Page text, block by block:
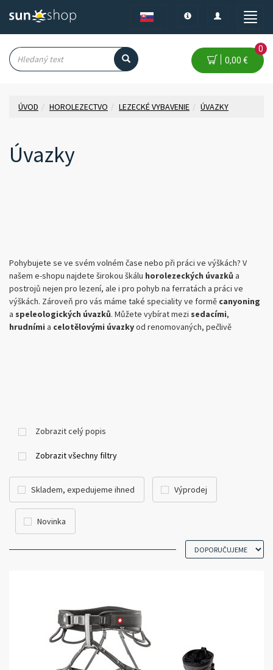
Toggle
Toggle
navigation
Toggle
0,00 €
0
ÚVOD HOROLEZECTVO LEZECKÉ VYBAVENIE ÚVAZKY
Úvazky
Pohybujete se ve svém volném čase nebo při práci ve výškách? V
našem e-shopu najdete širokou škálu horolezeckých úvazků a
postrojů nejen pro lezení, ale i pro pohyb na ferratách a práci ve
výškách. Zároveň pro vás máme také speciality ve formě canyoning
a speleologických úvazků. Můžete vybírat mezi sedacími,
hrudními a celotělovými úvazkyod renomovaných, pečlivě
Zobrazit celý popis
Zobrazit všechny filtry
Skladem, expedujeme ihned Výprodej
Novinka